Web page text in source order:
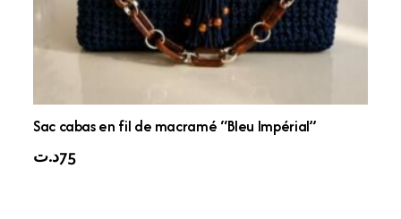
Sac cabas en fil de macramé “Bleu Impérial”
75د.ت